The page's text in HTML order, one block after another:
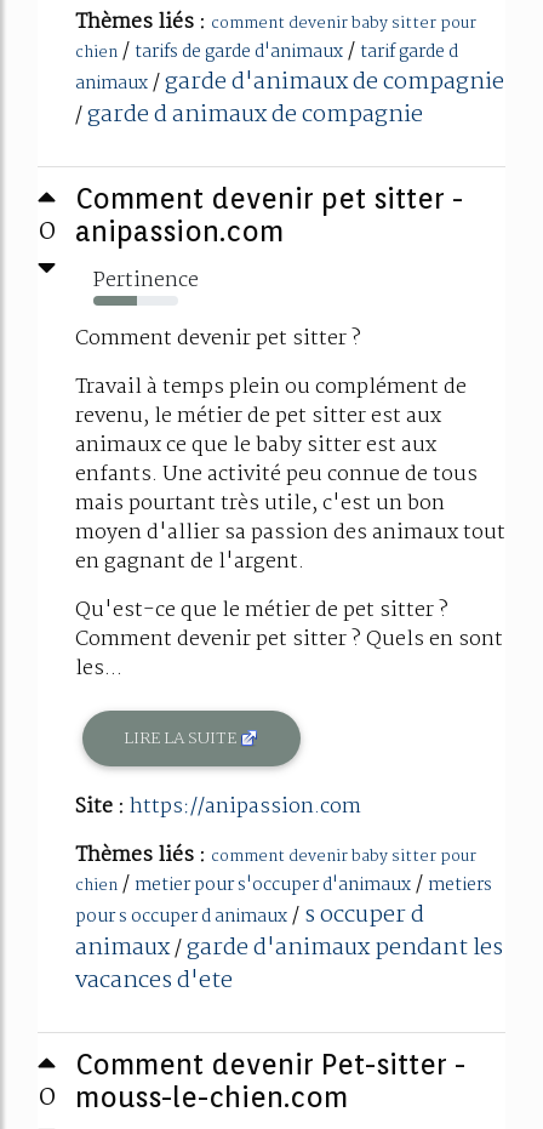
Thèmes liés : comment devenir baby sitter pour
chien/ tarifs de garde d'animaux/ tarif garde d
animaux/garde d'animaux de compagnie
/garde d animaux de compagnie
0
Comment devenir pet sitter -
anipassion.com
Pertinence
52%
Comment devenir pet sitter ?
Travail à temps plein ou complément de
revenu, le métier de pet sitter est aux
animaux ce que le baby sitter est aux
enfants. Une activité peu connue de tous
mais pourtant très utile, c'est un bon
moyen d'allier sa passion des animaux tout
en gagnant de l'argent.
Qu'est-ce que le métier de pet sitter ?
Comment devenir pet sitter ? Quels en sont
les...
LIRE LA SUITE
Site : https://anipassion.com
Thèmes liés : comment devenir baby sitter pour
chien/ metier pour s'occuper d'animaux/ metiers
pour s occuper d animaux/s occuper d
animaux/garde d'animaux pendant les
vacances d'ete
0
Comment devenir Pet-sitter -
mouss-le-chien.com